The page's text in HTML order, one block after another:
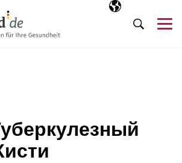
Выбранный
RU
Поиск